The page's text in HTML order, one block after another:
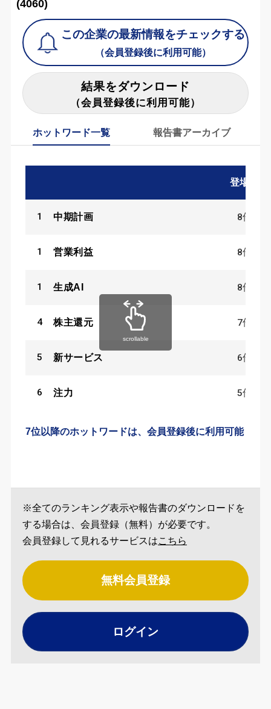
(4060)
この企業の最新情報をチェックする
（会員登録後に利用可能）
結果をダウンロード
（会員登録後に利用可能）
ホットワード一覧 報告書アーカイブ
登場数
1 中期計画 8件
1 営業利益 8件
1 生成AI 8件
4 株主還元 7件
5 新サービス 6件
6 注力 5件
7位以降のホットワードは、会員登録後に利用可能
scrollable
※全てのランキング表示や報告書のダウンロードを
する場合は、会員登録（無料）が必要です。
会員登録して見れるサービスはこちら
無料会員登録
ログイン